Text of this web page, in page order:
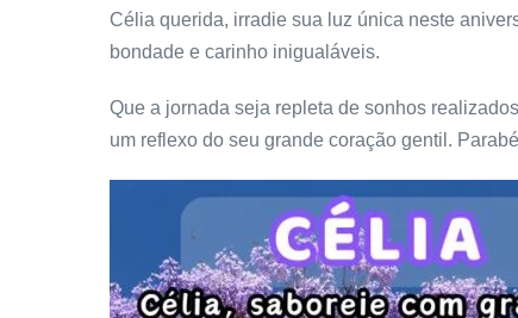
Célia querida, irradie sua luz única neste
bondade e carinho inigualáveis.
Que a jornada seja repleta de sonhos
um reflexo do seu grande coração gentil.